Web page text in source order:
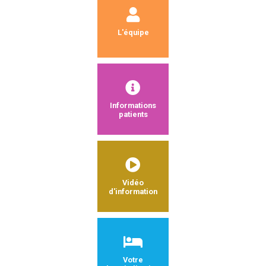
L'équipe
Informations
patients
Vidéo
d'information
Votre